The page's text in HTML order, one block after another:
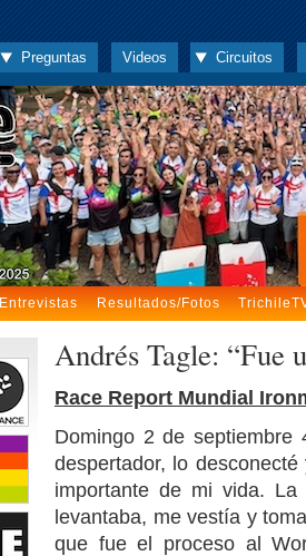
Preguntas Videos Circuitos
Entrevistas Resultados/Fotos
Andrés Tagle: “Fue
Race Report Mundial
Domingo 2 de
despertador, lo
importante de mi vida. La
levantaba, me vestía y
que fue el proceso al